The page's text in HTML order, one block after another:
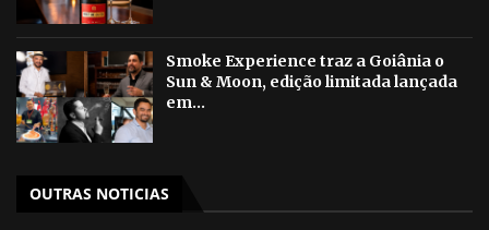
Smoke Experience traz a Goiânia o
Sun & Moon, edição limitada lançada
em...
OUTRAS NOTICIAS